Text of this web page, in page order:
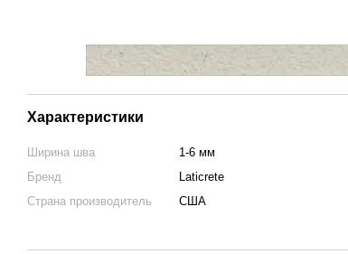
Характеристики
Ширина шва
1-6 мм
Бренд
Laticrete
Страна производитель
США